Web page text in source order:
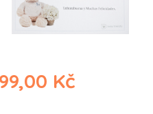
Kč